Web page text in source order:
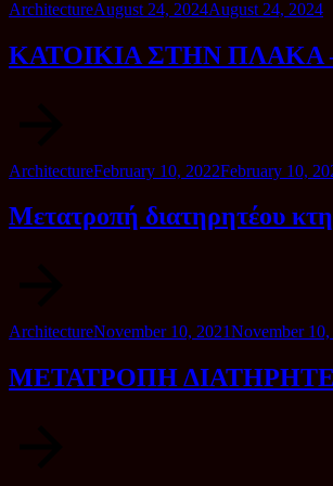
Category
ArchitecturePosted
August 24, 2024August 24, 2024
ΚΑΤΟΙΚΙΑ ΣΤΗΝ ΠΛΑΚΑ –
Category
ArchitecturePosted
February 10, 2022February 10,
Μετατροπή διατηρητέου
Category
ArchitecturePosted
November 10, 2021November 10,
ΜΕΤΑΤΡΟΠΗ